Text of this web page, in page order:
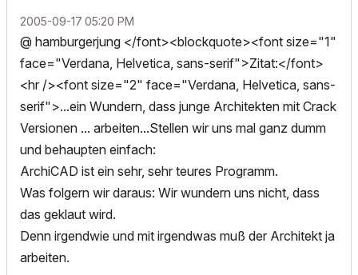
‎2005-09-17 05:20 PM
@ hamburgerjung </font><blockquote><font size="1"
face="Verdana, Helvetica, sans-serif">Zitat:</font>
<hr /><font size="2" face="Verdana, Helvetica, sans-
serif">...ein Wundern, dass junge Architekten mit Crack
Versionen ... arbeiten...Stellen wir uns mal ganz dumm
und behaupten einfach:
ArchiCAD ist ein sehr, sehr teures Programm.
Was folgern wir daraus: Wir wundern uns nicht, dass
das geklaut wird.
Denn irgendwie und mit irgendwas muß der Architekt ja
arbeiten.